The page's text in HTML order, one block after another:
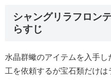
シャングリラフロン
らすじ
水晶群蠍のアイテムを入手
工を依頼するが宝石類だけ